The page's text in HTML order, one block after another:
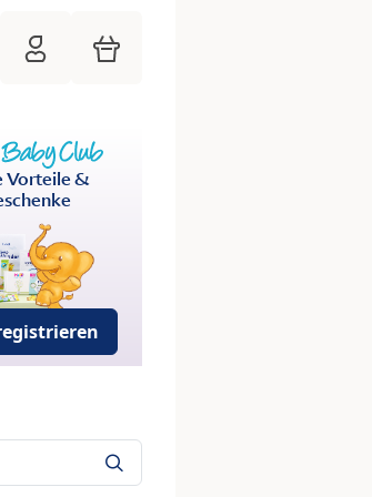
HiPP Mein Babyclub
Warenkorb
Vorteile &